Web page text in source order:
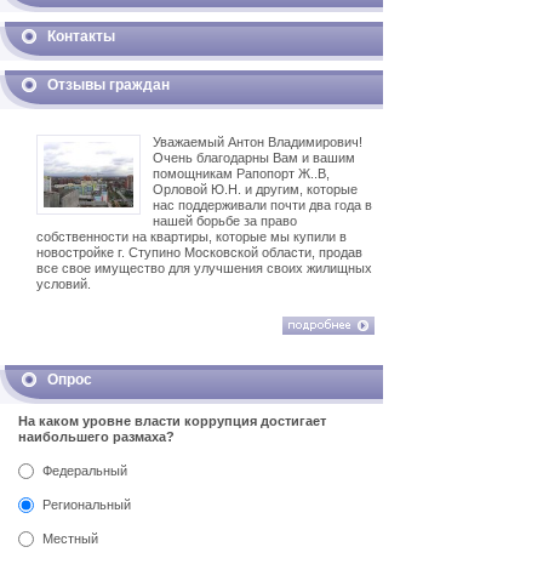
Контакты
Отзывы граждан
Уважаемый Антон Владимирович!
Очень благодарны Вам и вашим
помощникам Рапопорт Ж..В,
Орловой Ю.Н. и другим, которые
нас поддерживали почти два года в
нашей борьбе за право
собственности на квартиры, которые мы купили в
новостройке г. Ступино Московской области, продав
все свое имущество для улучшения своих жилищных
условий.
Опрос
На каком уровне власти коррупция достигает
наибольшего размаха?
Федеральный
Региональный
Местный